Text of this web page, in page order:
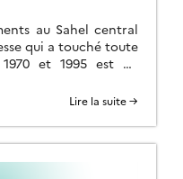
au Sahel central
qui a touché toute
et 1995 est un
Lire la suite →